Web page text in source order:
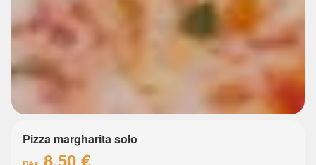
Pizza margharita solo